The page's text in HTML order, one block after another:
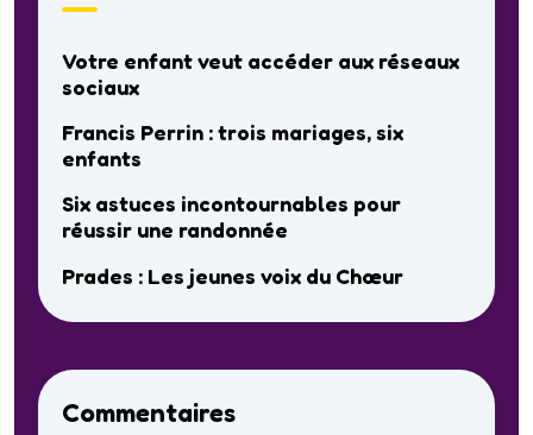
Votre enfant veut accéder aux réseaux
sociaux
Francis Perrin : trois mariages, six
enfants
Six astuces incontournables pour
réussir une randonnée
Prades : Les jeunes voix du Chœur
Commentaires